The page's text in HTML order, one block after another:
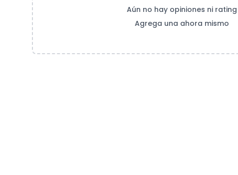
Aún no hay opiniones ni rating
Agrega una ahora mismo